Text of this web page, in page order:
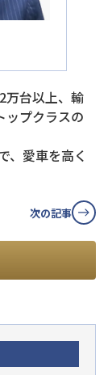
万台以上、輸
ップクラスの
、愛車を高く
次の記事